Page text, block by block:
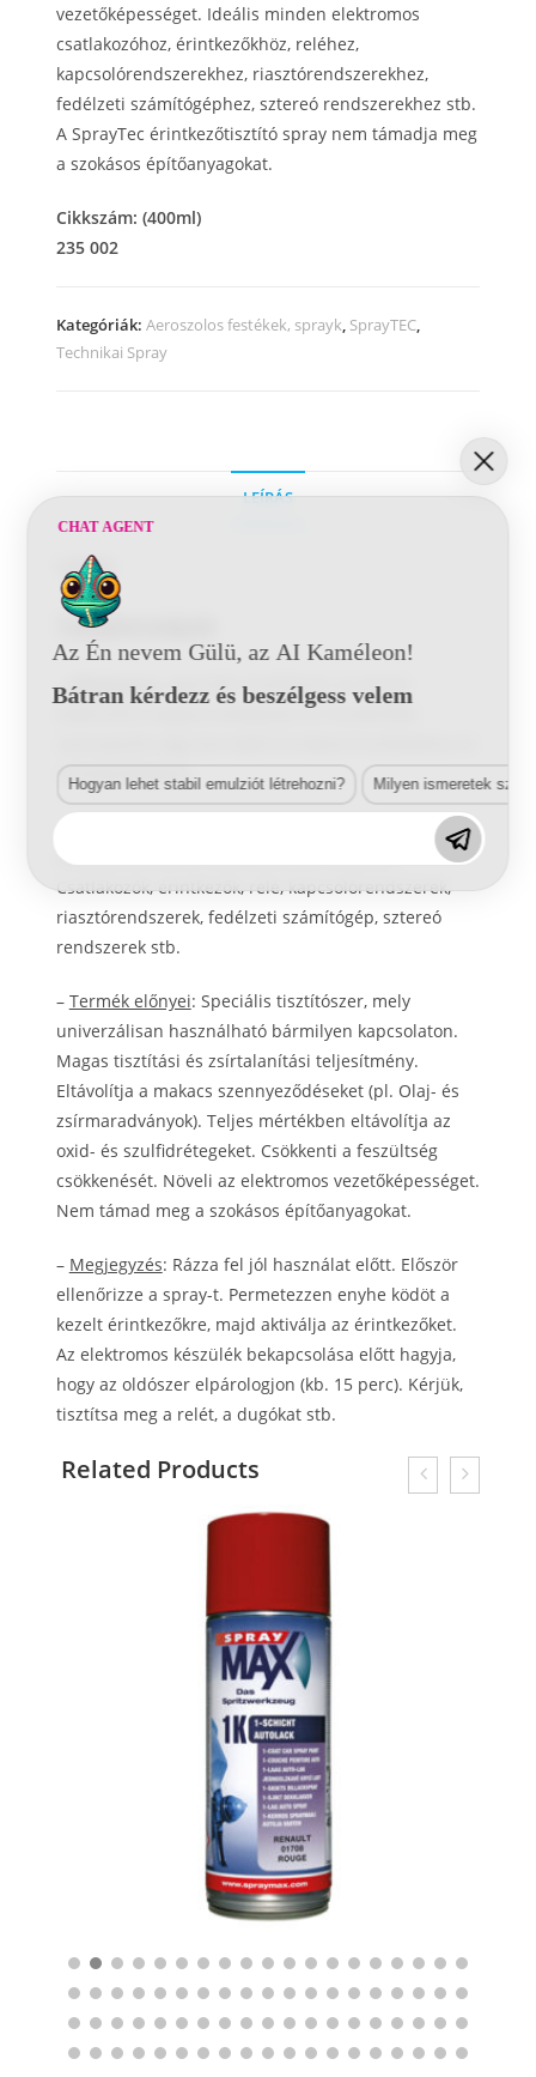
vezetőképességet. Ideális minden elektromos
csatlakozóhoz, érintkezőkhöz, reléhez,
kapcsolórendszerekhez, riasztórendszerekhez,
fedélzeti számítógéphez, sztereó rendszerekhez stb.
A SprayTec érintkezőtisztító spray nem támadja meg
a szokásos építőanyagokat.
Cikkszám: (400ml)
235 002
Kategóriák: Aeroszolos festékek, sprayk SprayTEC,
Technikai Spray
LEÍRÁS
Leírás
Tulajdonságok
– Alkalmazás
: Speciális tisztítószer az összes
elektromos dugaszcsatlakozás és mindenféle
zsírtalanításához.
–
: Univerzális az
elektrotechnika és az elektronika területén.
Csatlakozók, érintkezők, relé, kapcsolórendszerek,
riasztórendszerek, fedélzeti számítógép, sztereó
rendszerek stb.
– Termék előnyei: Speciális tisztítószer, mely
univerzálisan használható bármilyen kapcsolaton.
Magas tisztítási és zsírtalanítási teljesítmény.
Eltávolítja a makacs szennyeződéseket (pl. Olaj- és
zsírmaradványok). Teljes mértékben eltávolítja az
oxid- és szulfidrétegeket. Csökkenti a feszültség
csökkenését. Növeli az elektromos vezetőképességet.
Nem támad meg a szokásos építőanyagokat.
– Megjegyzés: Rázza fel jól használat előtt. Először
ellenőrizze a spray-t. Permetezzen enyhe ködöt a
kezelt érintkezőkre, majd aktiválja az érintkezőket.
Az elektromos készülék bekapcsolása előtt hagyja,
hogy az oldószer elpárologjon (kb. 15 perc). Kérjük,
tisztítsa meg a relét, a dugókat stb.
Related Products
CHAT AGENT
Az Én nevem Gülü, az AI Kaméleon!
Bátran kérdezz és beszélgess velem
Hogyan lehet stabil emulziót létrehozni? Milyen ismeretek